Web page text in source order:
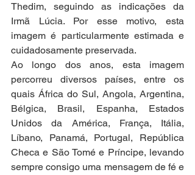
Thedim, seguindo as indicações da
Irmã Lúcia. Por esse motivo, esta
imagem é particularmente estimada e
cuidadosamente preservada.
Ao longo dos anos, esta imagem
percorreu diversos países, entre os
quais África do Sul, Angola, Argentina,
Bélgica, Brasil, Espanha, Estados
Unidos da América, França, Itália,
Líbano, Panamá, Portugal, República
Checa e São Tomé e Príncipe, levando
sempre consigo uma mensagem de fé e